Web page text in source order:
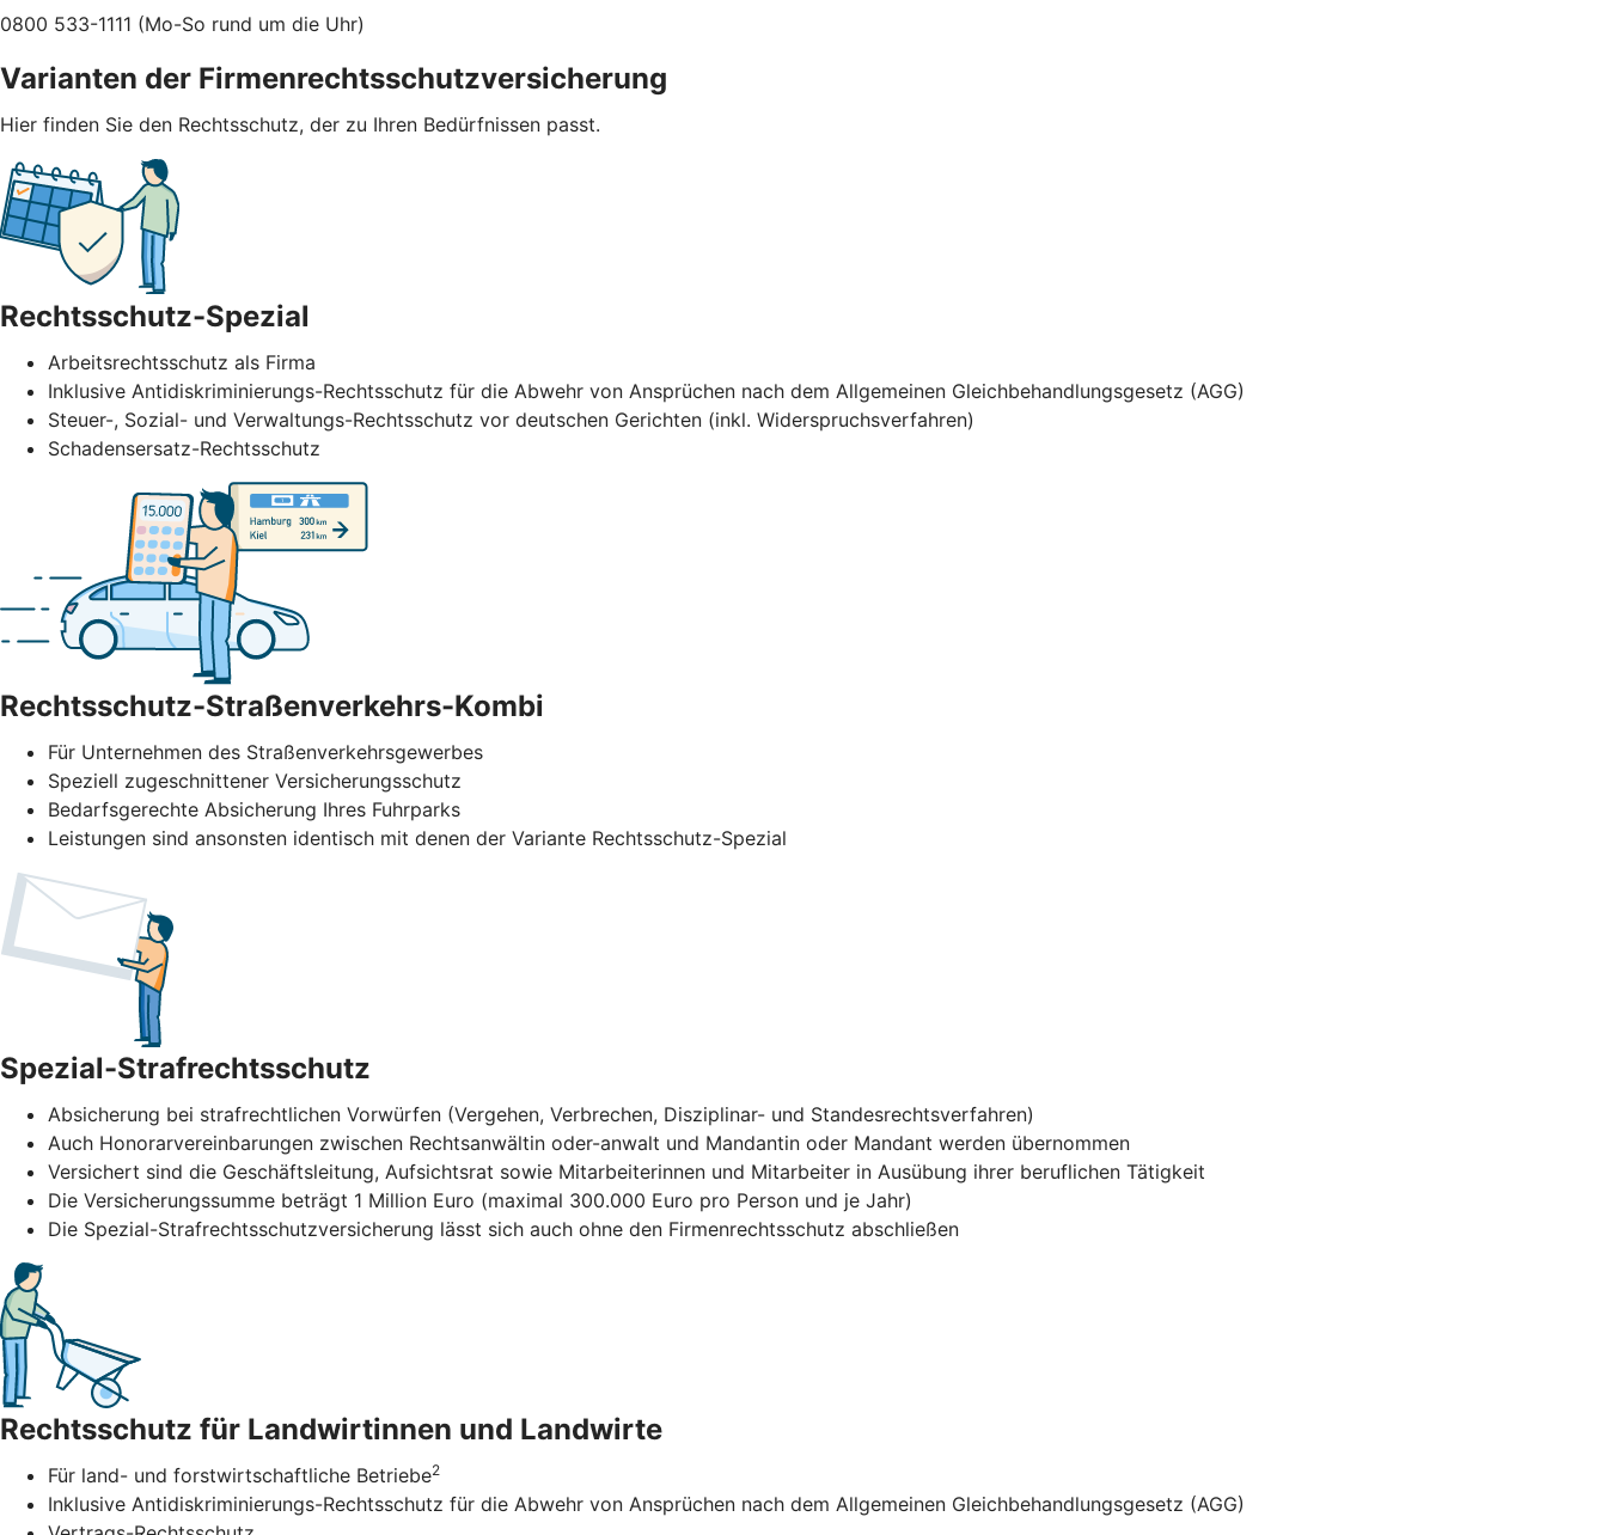
0800 533-1111 (Mo-So rund um die Uhr)
Varianten der Firmenrechtsschutzversicherung
Hier finden Sie den Rechtsschutz, der zu Ihren Bedürfnissen passt.
Rechtsschutz-Spezial
Arbeitsrechtsschutz als Firma
Inklusive Antidiskriminierungs-Rechtsschutz für die Abwehr von Ansprüchen nach dem Allgemeinen Gleichbehandlungsgesetz (AGG)
Steuer-, Sozial- und Verwaltungs-Rechtsschutz vor deutschen Gerichten (inkl. Widerspruchsverfahren)
Schadensersatz-Rechtsschutz
Rechtsschutz-Straßenverkehrs-Kombi
Für Unternehmen des Straßenverkehrs­gewerbes
Speziell zugeschnittener Versicherungsschutz
Bedarfsgerechte Absicherung Ihres Fuhrparks
Leistungen sind ansonsten identisch mit denen der Variante Rechtsschutz-Spezial
Spezial-Strafrechtsschutz
Absicherung bei strafrechtlichen Vorwürfen (Vergehen, Verbrechen, Disziplinar- und Standesrechtsverfahren)
Auch Honorarvereinbarungen zwischen Rechtsanwältin oder-anwalt und Mandantin oder Mandant werden übernommen
Versichert sind die Geschäftsleitung, Aufsichtsrat sowie Mitarbeiterinnen und Mitarbeiter in Ausübung ihrer beruflichen Tätigkeit
Die Versicherungssumme beträgt 1 Million Euro (maximal 300.000 Euro pro Person und je Jahr)
Die Spezial-Strafrechtsschutzversicherung lässt sich auch ohne den Firmenrechtsschutz abschließen
Rechtsschutz für Landwirtinnen und Landwirte
Für land- und forstwirtschaftliche Betriebe2
Inklusive Antidiskriminierungs-Rechtsschutz für die Abwehr von Ansprüchen nach dem Allgemeinen Gleichbehandlungsgesetz (AGG)